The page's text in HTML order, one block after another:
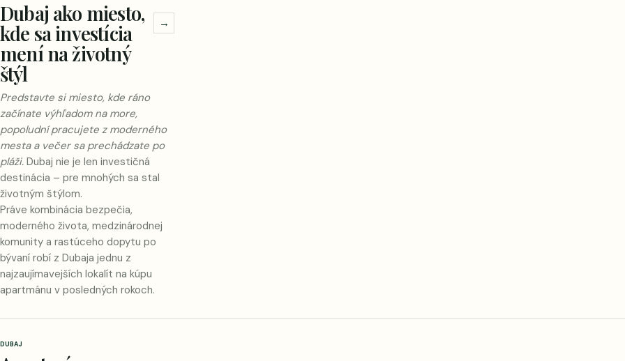
Dubaj ako miesto,
kde sa investícia
mení na životný
štýl
Predstavte si miesto, kde ráno
začínate výhľadom na more,
popoludní pracujete z moderného
mesta a večer sa prechádzate po
pláži. Dubaj nie je len investičná
destinácia – pre mnohých sa stal
životným štýlom.
Práve kombinácia bezpečia,
moderného života, medzinárodnej
komunity a rastúceho dopytu po
bývaní robí z Dubaja jednu z
najzaujímavejších lokalít na kúpu
apartmánu v posledných rokoch.
→
DUBAJ